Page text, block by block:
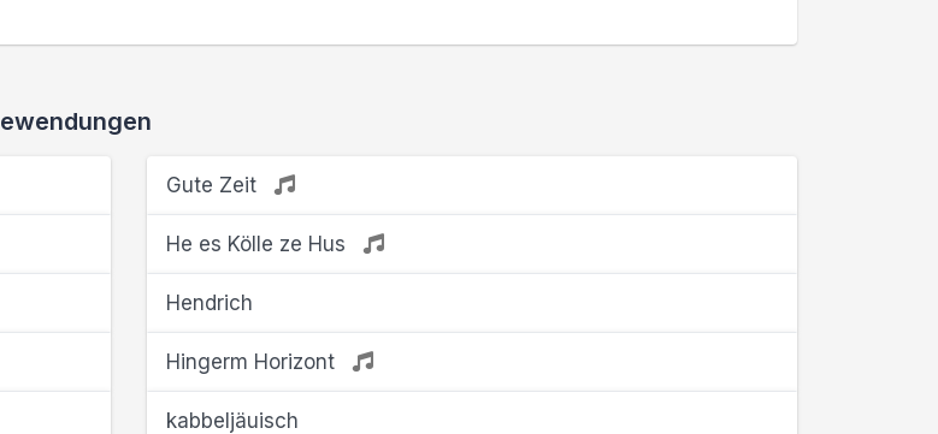
Gute Zeit
He es Kölle ze Hus
Hendrich
Hingerm Horizont
kabbeljäuisch